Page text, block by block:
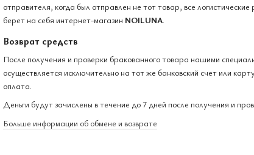
отправителя, когда был отправлен не тот товар, все
берет на себя интернет-магазин NOILUNA.
Возврат средств
После получения и проверки бракованного товара нашими
осуществляется исключительно на тот же банковский счет или
оплата.
Деньги будут зачислены в течение до 7 дней после получения и
Больше информации об обмене и возврате